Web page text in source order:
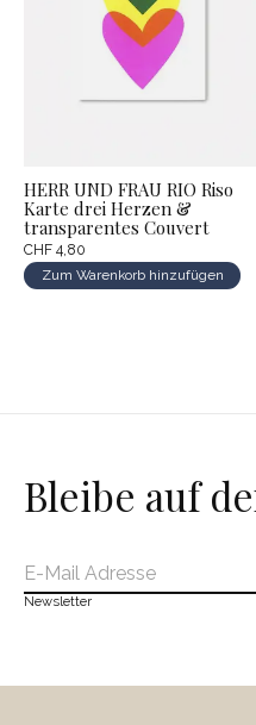
HERR UND FRAU RIO Riso
Karte drei Herzen &
transparentes Couvert
CHF 4,80
Zum Warenkorb hinzufügen
Bleibe auf
Newsletter